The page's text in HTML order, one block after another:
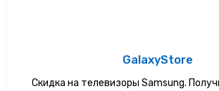
GalaxyStore
Скидка на телевизоры Samsung.